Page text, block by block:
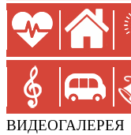
ВИДЕОГАЛЕРЕЯ